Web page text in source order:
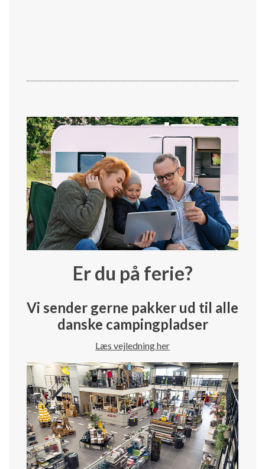
Er du på ferie?
Vi sender gerne pakker ud til alle
danske campingpladser
Læs vejledning her